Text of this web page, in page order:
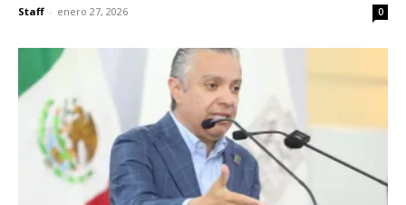
Staff - enero 27, 2026 0